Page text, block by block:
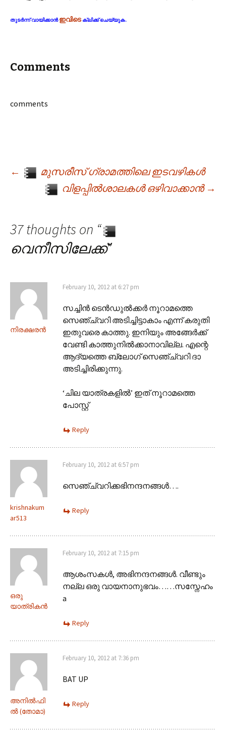
തുടർന്ന് വായിക്കാൻഇവിടെക്ലിക്ക് ചെയ്യുക.
Comments
comments
Post navigation
←
മുസരീസ് ഗ്രാമത്തിലെ ഇടവഴികൾ
വിളപ്പിൽശാലകൾ ഒഴിവാക്കാൻ →
37 thoughts on “
വെനീസിലേക്ക്”
നിരക്ഷരൻ
February 10, 2012 at 6:27 pm
സച്ചിൻ ടെൻഡുൽക്കർ നൂറാമത്തെ
സെഞ്ച്വറി അടിച്ചിട്ടാകാം എന്ന് കരുതി
ഇതുവരെ കാത്തു. ഇനിയും അങ്ങേർക്ക്
വേണ്ടി കാത്തുനിൽക്കാനാവില്ല. എന്റെ
ആദ്യത്തെ ബ്ലോഗ് സെഞ്ച്വറി ദാ
അടിച്ചിരിക്കുന്നു.
‘ചില യാത്രകളിൽ’ ഇത് നൂറാമത്തെ
പോസ്റ്റ്
Reply
krishnakum
ar513
February 10, 2012 at 6:57 pm
സെഞ്ച്വറിക്കഭിനന്ദനങ്ങള്‍….
Reply
ഒരു
യാത്രികന്‍
February 10, 2012 at 7:15 pm
ആശംസകള്‍, അഭിനന്ദനങ്ങള്‍. വീണ്ടും
നല്ല ഒരു വായനാനുഭവം……സസ്നേഹം
a
Reply
അനില്‍ഫി
ല്‍ (തോമാ)
February 10, 2012 at 7:36 pm
BAT UP
Reply